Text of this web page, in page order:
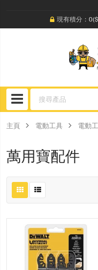
現有積分：
主頁 電動工具 電動
萬用寶配件